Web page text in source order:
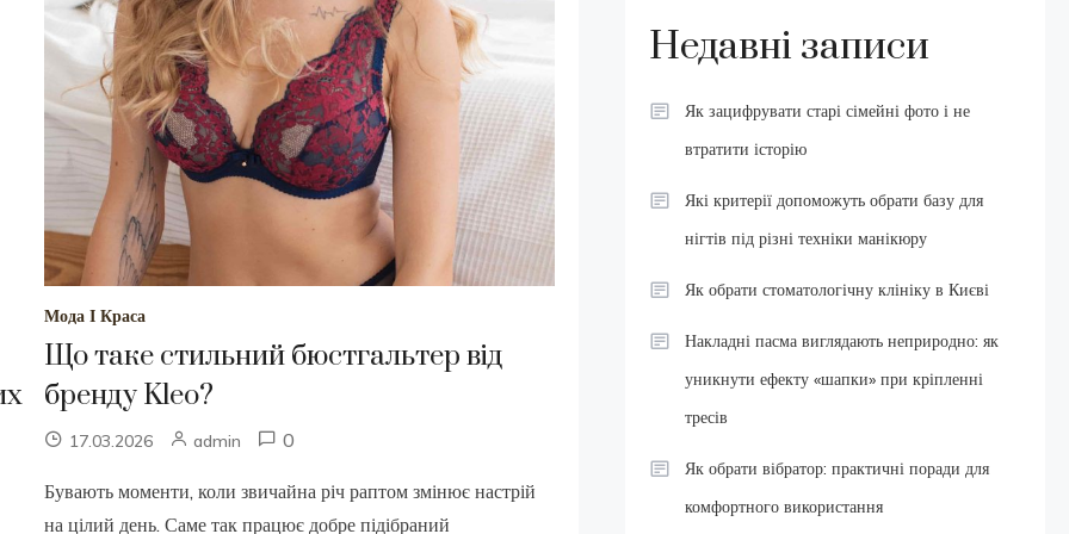
Мода І Краса
Що таке стильний бюстгальтер від
бренду Kleo?
17.03.2026 admin 0
Бувають моменти, коли звичайна річ раптом змінює настрій
на цілий день. Саме так працює добре підібраний
Недавні записи
Як зацифрувати старі сімейні фото і не
втратити історію
Які критерії допоможуть обрати базу для
нігтів під різні техніки манікюру
Як обрати стоматологічну клініку в Києві
Накладні пасма виглядають неприродно: як
уникнути ефекту «шапки» при кріпленні
тресів
Як обрати вібратор: практичні поради для
комфортного використання